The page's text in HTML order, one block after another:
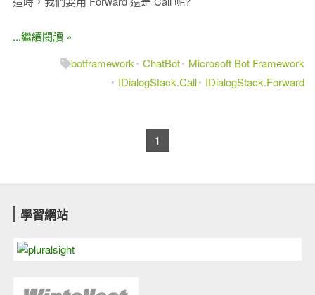
...繼續閱讀 »
botframework
ChatBot
Microsoft Bot Framework
IDialogStack.Call
IDialogStack.Forward
1
學習網站